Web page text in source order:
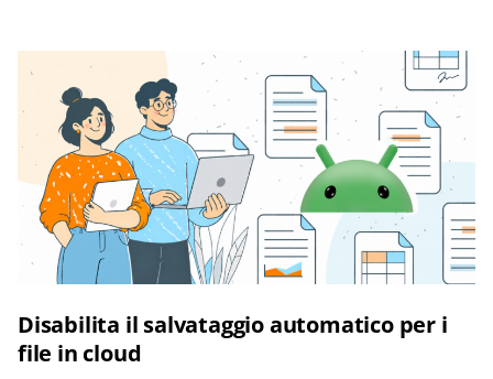
Disabilita il salvataggio automatico per i
file in cloud